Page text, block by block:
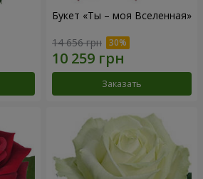
Букет «Ты – моя Вселенная»
14 656 грн
Заказать